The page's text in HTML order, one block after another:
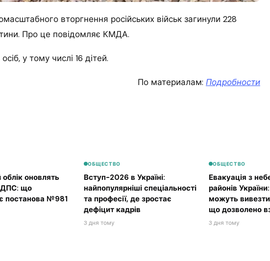
вторгнення російських військ загинули 228
Про це повідомляє КМДА.
у тому числі 16 дітей.
По материалам: Подробности
облік оновлять
ДПС: що
постанова №981
ОБЩЕСТВО
Вступ-2026 в Україні:
найпопулярніші спеціальності
та професії, де зростає
дефіцит кадрів
3 дня тому
ОБЩЕСТВО
Евакуація з
районів
можуть
що дозволено
3 дня тому